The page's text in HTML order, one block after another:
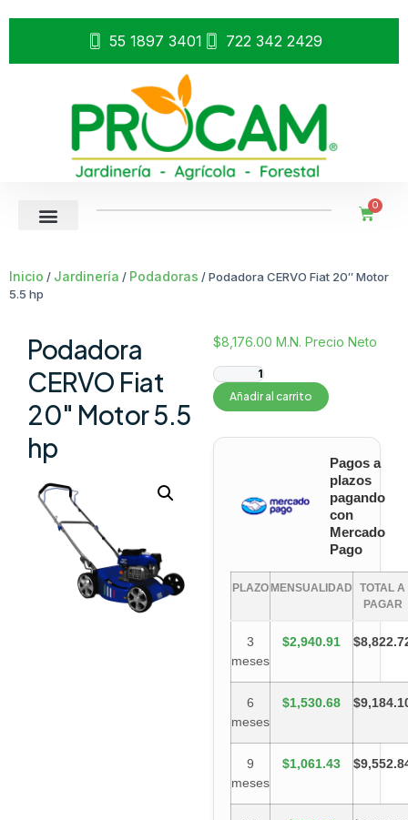
55 1897 3401 722 342 2429
0
Inicio / Jardinería / Podadoras / Podadora CERVO Fiat 20″ Motor
5.5 hp
Podadora
CERVO Fiat
20″ Motor 5.5
hp
$8,176.00 M.N. Precio Neto
Añadir al carrito
Pagos a
plazos
pagando
con
Mercado
Pago
PLAZO MENSUALIDAD
TOTAL A
PAGAR
3
meses
$2,940.91
6
meses
$1,530.68
9
meses
$1,061.43